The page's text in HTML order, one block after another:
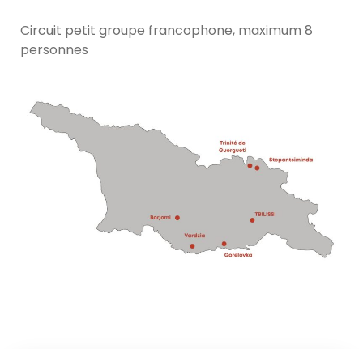
Circuit petit groupe francophone, maximum 8
personnes